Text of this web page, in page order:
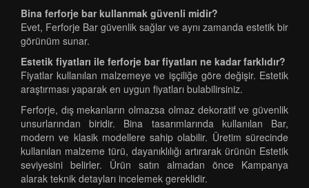
Bina ferforje bar kullanmak güvenli midir?
Evet, Ferforje Bar güvenlik sağlar ve aynı zamanda estetik bir
görünüm sunar.
Estetik fiyatları ile ferforje bar fiyatları ne kadar farklıdır?
Fiyatlar kullanılan malzemeye ve işçiliğe göre değişir. Estetik
araştırması yaparak en uygun fiyatları bulabilirsiniz.
Ferforje, dış mekanların olmazsa olmaz dekoratif ve güvenlik
unsurlarından biridir. Bina tasarımlarında kullanılan Bar,
modern ve klasik modellere sahip olabilir. Üretim sürecinde
kullanılan malzeme türü, dayanıklılığı artırarak ürünün Estetik
seviyesini belirler. Ürün satın almadan önce Kampanya
alarak teknik detayları incelemek gereklidir.